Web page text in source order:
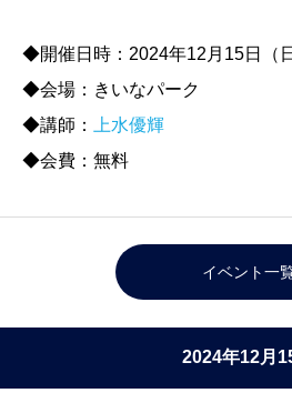
◆開催日時：2024年12月15日（
◆会場：きいなパーク
◆講師：
上水優輝
◆会費：無料
イベント一
2024年12月